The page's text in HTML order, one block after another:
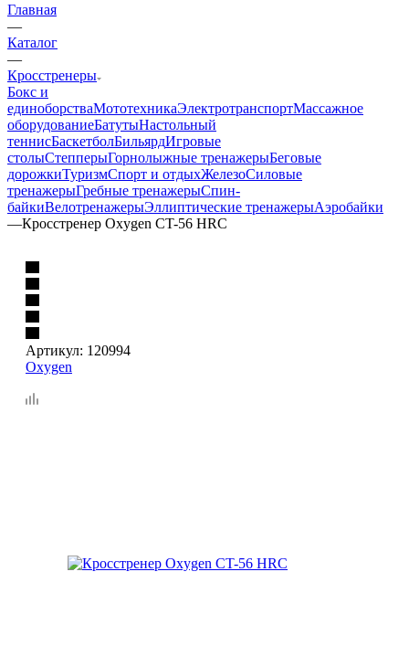
Главная
—
Каталог
—
Кросстренеры
Бокс и
единоборстваМототехникаЭлектротранспортМассажное
оборудованиеБатутыНастольный
теннисБаскетболБильярдИгровые
столыСтепперыГорнолыжные тренажерыБеговые
дорожкиТуризмСпорт и отдыхЖелезоСиловые
тренажерыГребные тренажерыСпин-
байкиВелотренажерыЭллиптические тренажерыАэробайки
—Кросстренер Oxygen CT-56 HRC
Артикул: 120994
Oxygen